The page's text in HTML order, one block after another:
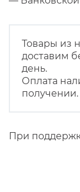
Товары из
доставим
день.
Оплата
получении.
При